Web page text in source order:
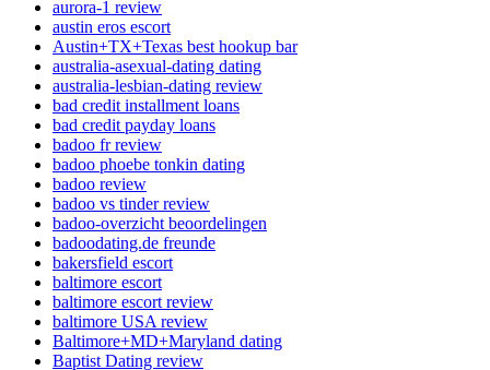
aurora-1 review
austin eros escort
Austin+TX+Texas best hookup bar
australia-asexual-dating dating
australia-lesbian-dating review
bad credit installment loans
bad credit payday loans
badoo fr review
badoo phoebe tonkin dating
badoo review
badoo vs tinder review
badoo-overzicht beoordelingen
badoodating.de freunde
bakersfield escort
baltimore escort
baltimore escort review
baltimore USA review
Baltimore+MD+Maryland dating
Baptist Dating review